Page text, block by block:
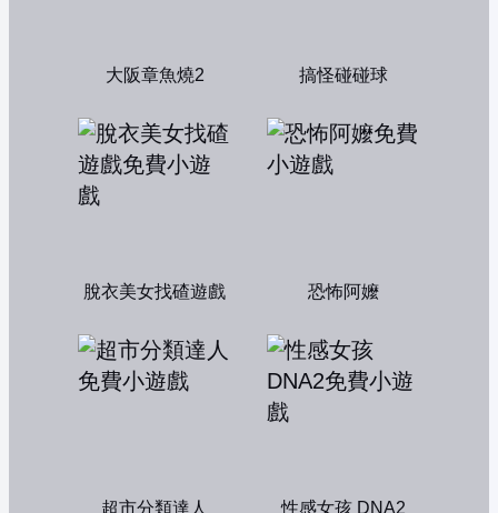
大阪章魚燒2 搞怪碰碰球
脫衣美女找碴遊戲 恐怖阿嬤
超市分類達人 性感女孩 DNA2